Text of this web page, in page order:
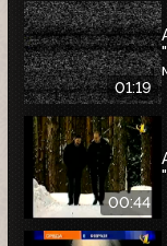
01:19
00:44